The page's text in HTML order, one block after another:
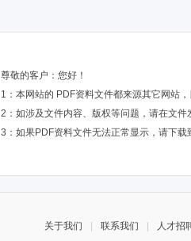
尊敬的客户：您好！
1：本网站的 PDF资料文件都来源其它网站
2：如涉及文件内容、版权等问题，请在文
3：如果PDF资料文件无法正常显示，请下
关于我们 联系我们 人才招